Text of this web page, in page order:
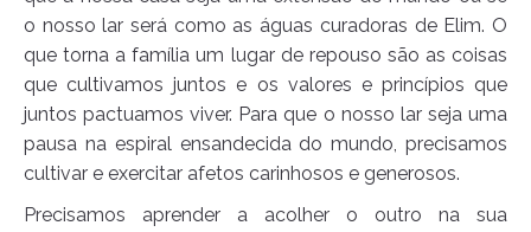
o nosso lar será como as águas curadoras de Elim. O
que torna a família um lugar de repouso são as coisas
que cultivamos juntos e os valores e princípios que
juntos pactuamos viver. Para que o nosso lar seja uma
pausa na espiral ensandecida do mundo, precisamos
cultivar e exercitar afetos carinhosos e generosos.
Precisamos aprender a acolher o outro na sua